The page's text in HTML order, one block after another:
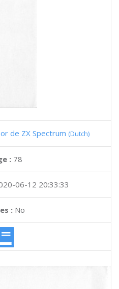
de ZX Spectrum (Dutch)
: 78
06-12 20:33:33
:No